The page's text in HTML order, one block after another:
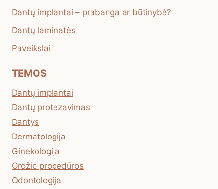
Dantų implantai – prabanga ar būtinybė?
Dantų laminatės
Paveikslai
TEMOS
Dantų implantai
Dantų protezavimas
Dantys
Dermatologija
Ginekologija
Grožio procedūros
Odontologija